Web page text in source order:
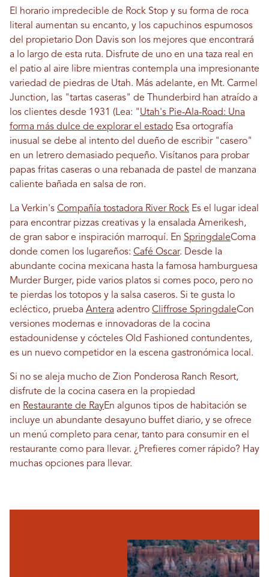
El horario impredecible de Rock Stop y su forma de roca
literal aumentan su encanto, y los capuchinos espumosos
del propietario Don Davis son los mejores que encontrará
a lo largo de esta ruta. Disfrute de uno en una taza real en
el patio al aire libre mientras contempla una impresionante
variedad de piedras de Utah. Más adelante, en Mt. Carmel
Junction, las "tartas caseras" de Thunderbird han atraído a
los clientes desde 1931 (Lea: "Utah's Pie-Ala-Road: Una
forma más dulce de explorar el estado Esa ortografía
inusual se debe al intento del dueño de escribir "casero"
en un letrero demasiado pequeño. Visítanos para probar
papas fritas caseras o una rebanada de pastel de manzana
caliente bañada en salsa de ron.
La Verkin's Compañía tostadora River Rock Es el lugar ideal
para encontrar pizzas creativas y la ensalada Amerikesh,
de gran sabor e inspiración marroquí. En SpringdaleComa
donde comen los lugareños: Café Oscar. Desde la
abundante cocina mexicana hasta la famosa hamburguesa
Murder Burger, pide varios platos si comes poco, pero no
te pierdas los totopos y la salsa caseros. Si te gusta lo
ecléctico, prueba Antera adentro Cliffrose SpringdaleCon
versiones modernas e innovadoras de la cocina
estadounidense y cócteles Old Fashioned contundentes,
es un nuevo competidor en la escena gastronómica local.
Si no se aleja mucho de Zion Ponderosa Ranch Resort,
disfrute de la cocina casera en la propiedad
en Restaurante de RayEn algunos tipos de habitación se
incluye un abundante desayuno buffet diario, y se ofrece
un menú completo para cenar, tanto para consumir en el
restaurante como para llevar. ¿Prefieres comer rápido? Hay
muchas opciones para llevar.